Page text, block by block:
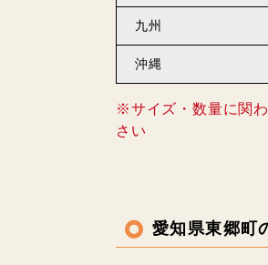
九州
沖縄
※サイズ・数量に関
さい
愛知県東郷町